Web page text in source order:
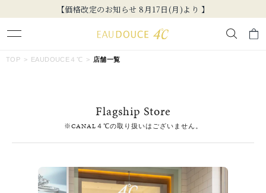
【価格改定のお知らせ 8月17日(月)より 】
#ダイヤモンド ネックレス
EAU DOUCE４℃
TOP EAUDOUCE４℃ 店舗一覧
Flagship Store
※CANAL４℃の取り扱いはございません。